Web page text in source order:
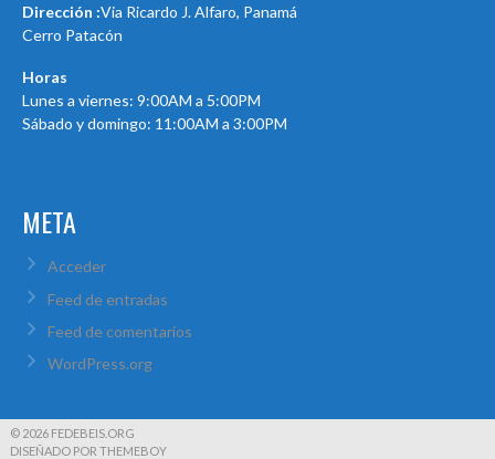
Dirección :Via Ricardo J. Alfaro, Panamá
Cerro Patacón
Horas
Lunes a viernes: 9:00AM a 5:00PM
Sábado y domingo: 11:00AM a 3:00PM
META
Acceder
Feed de entradas
Feed de comentarios
WordPress.org
© 2026 FEDEBEIS.ORG
DISEÑADO POR THEMEBOY